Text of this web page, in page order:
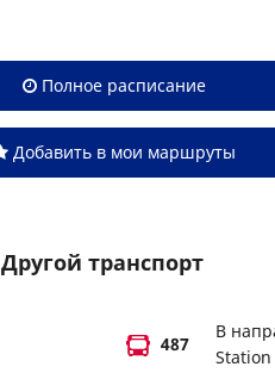
Полное расписание
Добавить в мои маршруты
Другой транспорт
487
В
Station